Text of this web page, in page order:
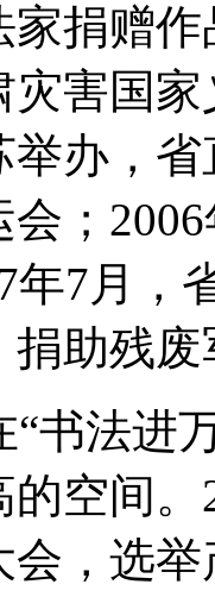
捐赠
害国
举办，
；
年7月，
助残
法进万
空间
会，选